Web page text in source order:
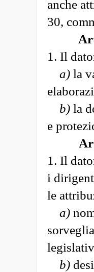
anche
30,
1. Il
a) la
b) la
e
1. Il
i
le
a)
b)